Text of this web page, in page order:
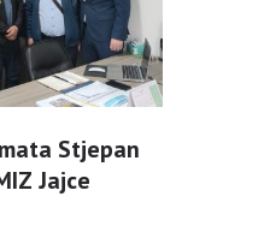
Stjepan
Jajce